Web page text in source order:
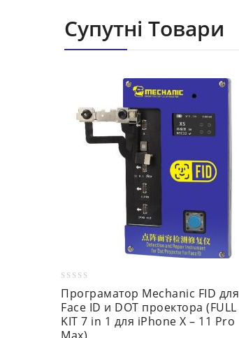
Супутні Товари
out
of
5
Програматор Mechanic FID для
Face ID и DOT проектора (FULL
KIT 7 in 1 для iPhone X – 11 Pro